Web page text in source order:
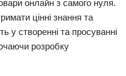
онлайн з самого нуля.
цінні знання та
у створенні та просуванні
розробку